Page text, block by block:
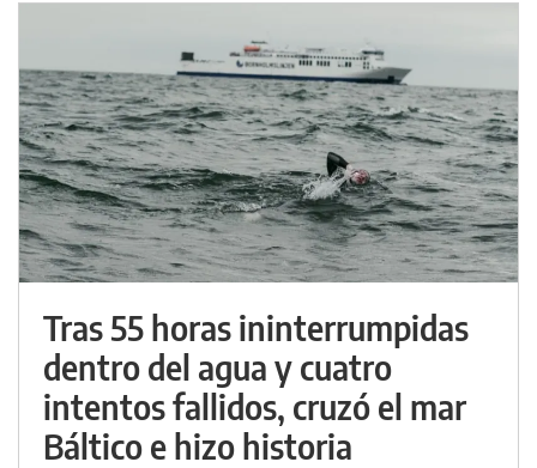
Tras 55 horas ininterrumpidas
dentro del agua y cuatro
intentos fallidos, cruzó el mar
Báltico e hizo historia